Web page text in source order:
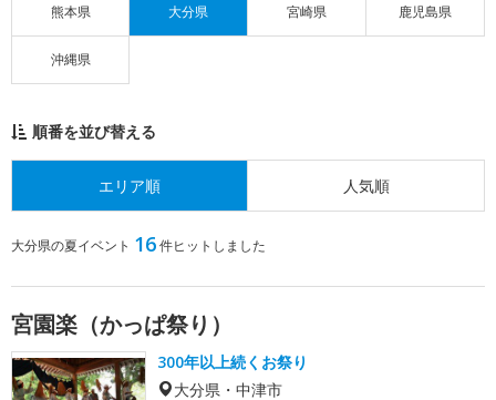
熊本県 大分県 宮崎県 鹿児島県
沖縄県
順番を並び替える
エリア順 人気順
大分県の夏イベント 16件ヒットしました
宮園楽（かっぱ祭り）
300年以上続くお祭り
大分県・中津市